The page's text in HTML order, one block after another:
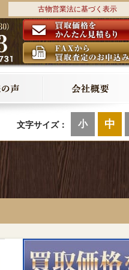
古物営業法に基づく表示
文字サイズ： 小 中